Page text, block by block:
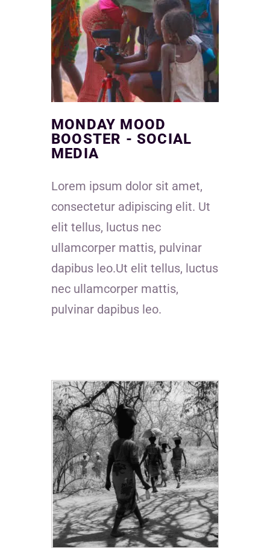
MONDAY MOOD
BOOSTER - SOCIAL
MEDIA
Lorem ipsum dolor sit amet,
consectetur adipiscing elit. Ut
elit tellus, luctus nec
ullamcorper mattis, pulvinar
dapibus leo.Ut elit tellus, luctus
nec ullamcorper mattis,
pulvinar dapibus leo.